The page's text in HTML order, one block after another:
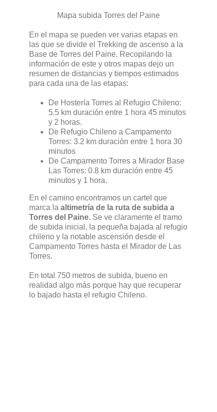
Mapa subida Torres del Paine
En el mapa se pueden ver varias etapas en
las que se divide el Trekking de ascenso a la
Base de Torres del Paine. Recopilando la
información de este y otros mapas dejo un
resumen de distancias y tiempos estimados
para cada una de las etapas:
De Hostería Torres al Refugio Chileno:
5.5 km duración entre 1 hora 45 minutos
y 2 horas.
De Refugio Chileno a Campamento
Torres: 3.2 km duración entre 1 hora 30
minutos
De Campamento Torres a Mirador Base
Las Torres: 0.8 km duración entre 45
minutos y 1 hora.
En el camino encontramos un cartel que
marca la altimetría de la ruta de subida a
Torres del Paine. Se ve claramente el tramo
de subida inicial, la pequeña bajada al refugio
chileno y la notable ascensión desde el
Campamento Torres hasta el Mirador de Las
Torres.
En total 750 metros de subida, bueno en
realidad algo más porque hay que recuperar
lo bajado hasta el refugio Chileno.